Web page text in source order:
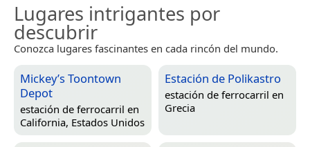
Lugares intrigantes por
descubrir
Conozca lugares fascinantes en cada rincón del mundo.
Mickey’s Toontown
Depot
estación de ferrocarril en
California, Estados Unidos
Estación de Polikastro
estación de ferrocarril en
Grecia